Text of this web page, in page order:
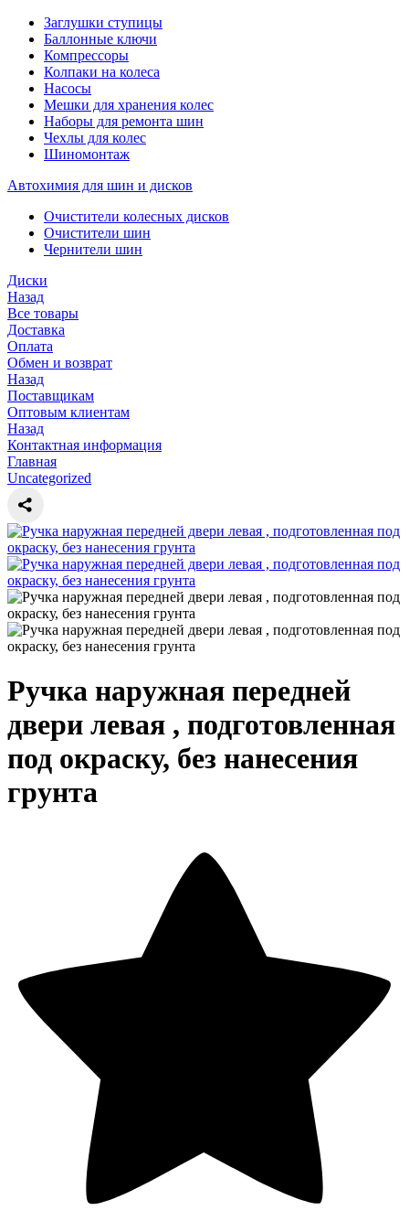
Заглушки ступицы
Баллонные ключи
Компрессоры
Колпаки на колеса
Насосы
Мешки для хранения колес
Наборы для ремонта шин
Чехлы для колес
Шиномонтаж
Автохимия для шин и дисков
Очистители колесных дисков
Очистители шин
Чернители шин
Диски
Назад
Все товары
Доставка
Оплата
Обмен и возврат
Назад
Поставщикам
Оптовым клиентам
Назад
Контактная информация
Главная
Uncategorized
Ручка наружная передней
двери левая , подготовленная
под окраску, без нанесения
грунта